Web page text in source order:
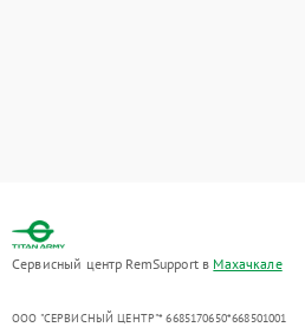
Сервисный центр RemSupport в Махачкале
ООО "СЕРВИСНЫЙ ЦЕНТР"* 6685170650*668501001